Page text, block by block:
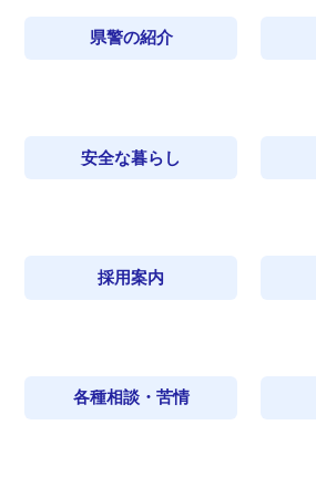
県警の紹介
安全な暮らし
採用案内
各種相談・苦情